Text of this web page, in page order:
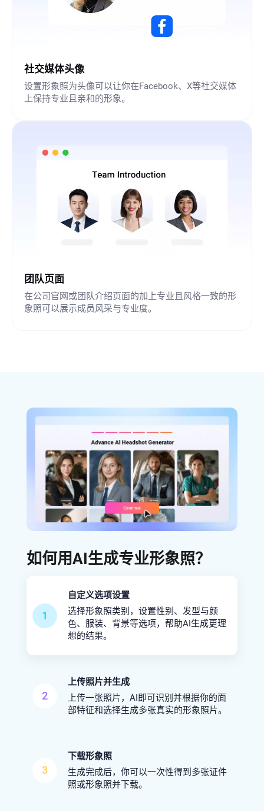
社交媒体头像
设置形象照为头像可以让你在Facebook、X等社交媒体
上保持专业且亲和的形象。
团队页面
在公司官网或团队介绍页面的加上专业且风格一致的形
象照可以展示成员风采与专业度。
如何用AI生成专业形象照？
1
自定义选项设置
选择形象照类别，设置性别、发型与颜
色、服装、背景等选项，帮助AI生成更理
想的结果。
2
上传照片并生成
上传一张照片，AI即可识别并根据你的面
部特征和选择生成多张真实的形象照片。
3
下载形象照
生成完成后，你可以一次性得到多张证件
照或形象照并下载。